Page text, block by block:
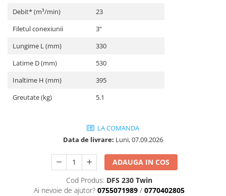
Debit* (m³/min)
23
Filetul conexiunii
3“
Lungime L (mm)
330
Latime D (mm)
530
Inaltime H (mm)
395
Greutate (kg)
5.1
LA COMANDA
Data de livrare: Luni, 07.09.2026
ADAUGA IN COS
Cod Produs: DFS 230 Twin
Ai nevoie de ajutor? 0755071989 / 0770402805